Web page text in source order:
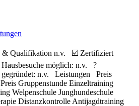
& Qualifikation n.v. ☑️ Zertifiziert
möglich: n.v. ?
gegründet: n.v. Leistungen Preis
Gruppenstunde Einzeltraining
Welpenschule Junghundeschule
Distanzkontrolle Antijagdtraining